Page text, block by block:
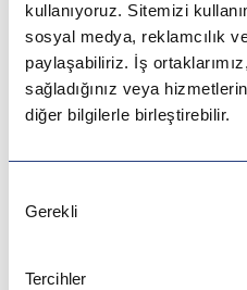
kullanıyoruz. Sitemizi
sosyal medya, reklamcılık
paylaşabiliriz. İş
sağladığınız veya
diğer bilgilerle birleştirebilir.
Seçimi
Gerekli
Tercihler
•Underneath
- The book is
•Up
- I saw her walking